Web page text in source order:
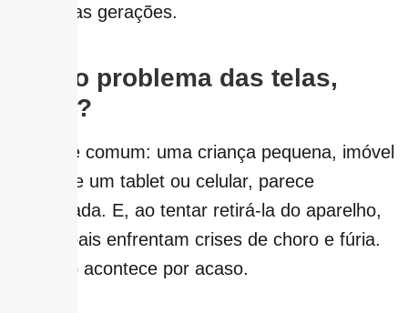
das novas gerações.
Qual o problema das telas,
afinal?
A cena é comum: uma criança pequena, imóvel
diante de um tablet ou celular, parece
hipnotizada. E, ao tentar retirá-la do aparelho,
muitos pais enfrentam crises de choro e fúria.
Isso não acontece por acaso.